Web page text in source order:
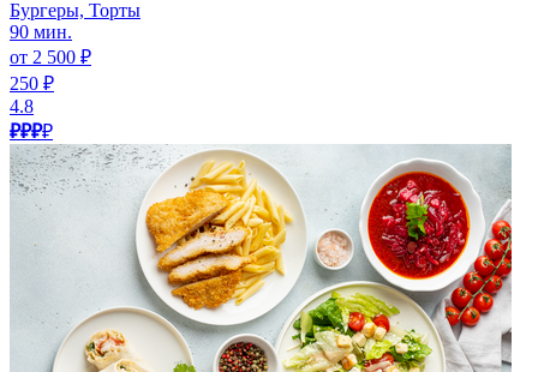
Бургеры, Торты
90 мин.
от 2 500 ₽
250 ₽
4.8
₽₽₽₽